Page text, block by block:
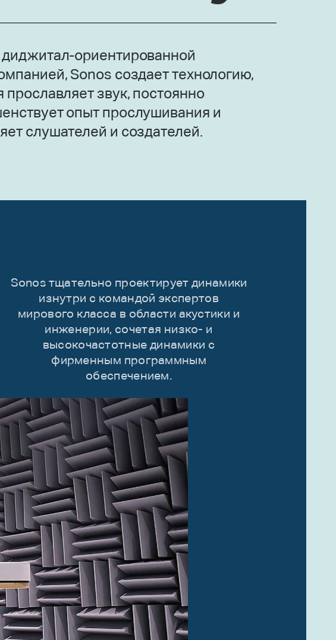
диджитал-ориентированной
Sonos создает технологию,
прославляет звук, постоянно
опыт прослушивания и
слушателей и создателей.
Sonos тщательно проектирует динамики
изнутри с командой экспертов
мирового класса в области акустики и
инженерии, сочетая низко- и
высокочастотные динамики с
фирменным программным
обеспечением.